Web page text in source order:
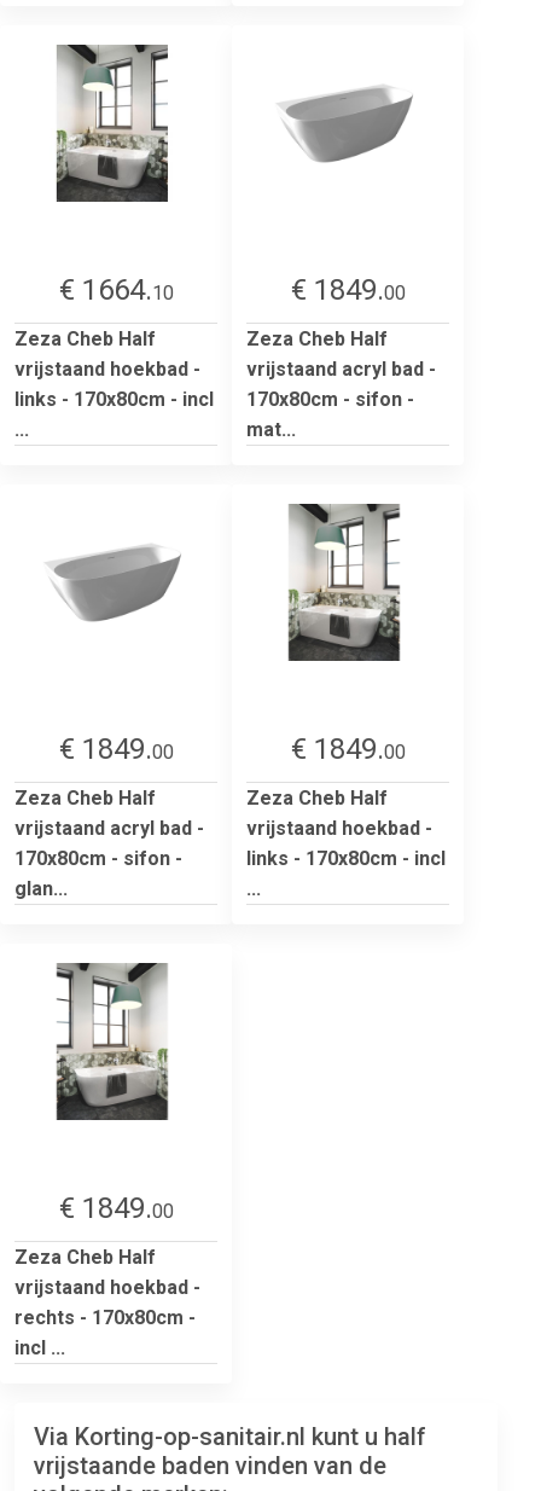
€ 1664.10
Zeza Cheb Half
vrijstaand hoekbad -
links - 170x80cm - incl
...
€ 1849.00
Zeza Cheb Half
vrijstaand acryl bad -
170x80cm - sifon -
mat...
€ 1849.00
Zeza Cheb Half
vrijstaand acryl bad -
170x80cm - sifon -
glan...
€ 1849.00
Zeza Cheb Half
vrijstaand hoekbad -
links - 170x80cm - incl
...
€ 1849.00
Zeza Cheb Half
vrijstaand hoekbad -
rechts - 170x80cm -
incl ...
Via Korting-op-sanitair.nl kunt u half
vrijstaande baden vinden van de